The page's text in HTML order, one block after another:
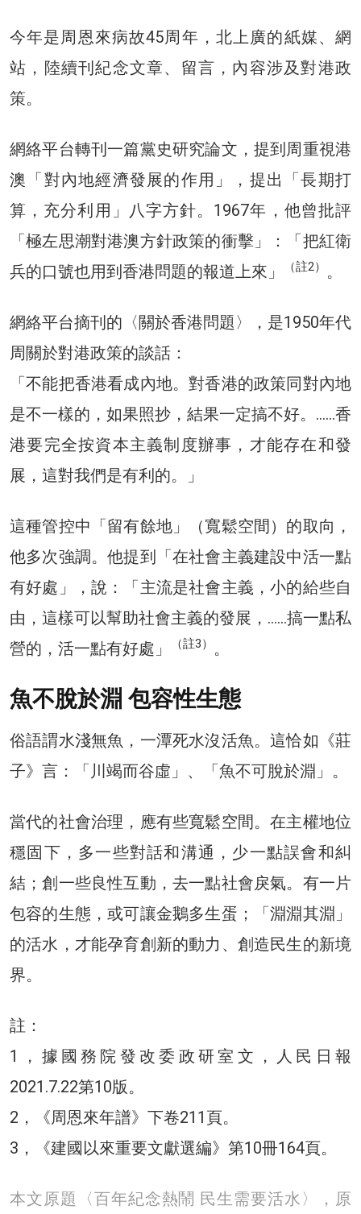
今年是周恩來病故45周年，北上廣的紙媒、網
站，陸續刊紀念文章、留言，內容涉及對港政
策。
網絡平台轉刊一篇黨史研究論文，提到周重視港
澳「對內地經濟發展的作用」，提出「長期打
算，充分利用」八字方針。1967年，他曾批評
「極左思潮對港澳方針政策的衝擊」：「把紅衛
兵的口號也用到香港問題的報道上來」
（註2） 。
網絡平台摘刊的〈關於香港問題〉，是1950年代
周關於對港政策的談話：
「不能把香港看成內地。對香港的政策同對內地
是不一樣的，如果照抄，結果一定搞不好。……香
港要完全按資本主義制度辦事，才能存在和發
展，這對我們是有利的。」
這種管控中「留有餘地」（寬鬆空間）的取向，
他多次強調。他提到「在社會主義建設中活一點
有好處」，說：「主流是社會主義，小的給些自
由，這樣可以幫助社會主義的發展，……搞一點私
營的，活一點有好處」
（註3） 。
魚不脫於淵 包容性生態
俗語謂水淺無魚，一潭死水沒活魚。這恰如《莊
子》言：「川竭而谷虛」、「魚不可脫於淵」。
當代的社會治理，應有些寬鬆空間。在主權地位
穩固下，多一些對話和溝通，少一點誤會和糾
結；創一些良性互動，去一點社會戾氣。有一片
包容的生態，或可讓金鵝多生蛋；「淵淵其淵」
的活水，才能孕育創新的動力、創造民生的新境
界。
註：
1，據國務院發改委政研室文，人民日報
2021.7.22第10版。
2，《周恩來年譜》下卷211頁。
3，《建國以來重要文獻選編》第10冊164頁。
本文原題〈百年紀念熱鬧 民生需要活水〉，原